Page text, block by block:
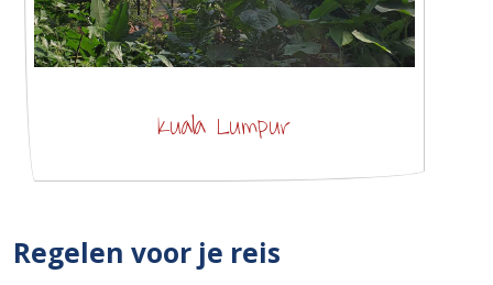
Kuala Lumpur
Regelen voor je reis